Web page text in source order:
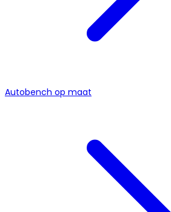
Autobench op maat